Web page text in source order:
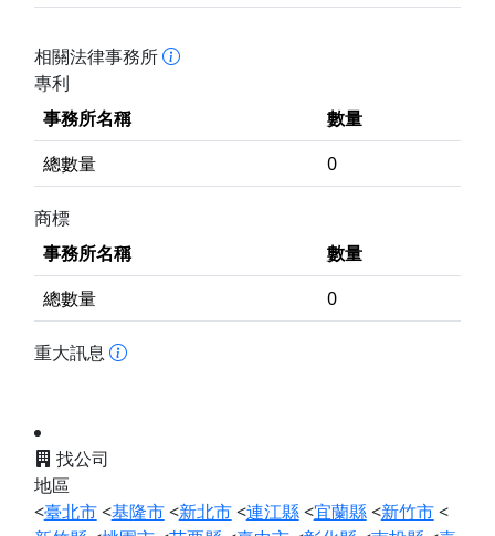
相關法律事務所
專利
事務所名稱
數量
總數量
0
商標
事務所名稱
數量
總數量
0
重大訊息
找公司
地區
<臺北市<基隆市<新北市<連江縣<宜蘭縣<新竹市<